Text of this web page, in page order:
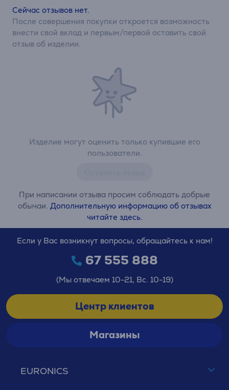
Изделие могут оценить только купившие его
пользователи.
При написании отзыва просим соблюдать добрые
обычаи. Дополнительную информацию об отзывах
читайте здесь.
Сейчас отзывов нет.
После совершения покупки откроется возможность
внести свой вклад и первым/первой оставить свой
отзыв об изделии.
EURONICS
Если у Вас возникнут вопросы, обращайтесь к нам!
67 555 888
(Мы отвечаем 10-21, Вс. 10-19)
Центр клиентов
Магазины